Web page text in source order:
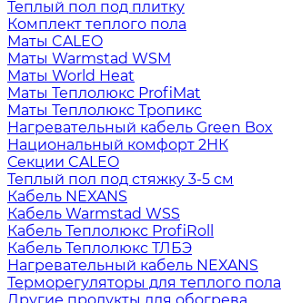
Теплый пол под плитку
Комплект теплого пола
Маты CALEO
Маты Warmstad WSM
Маты World Heat
Маты Теплолюкс ProfiMat
Маты Теплолюкс Тропикс
Нагревательный кабель Green Box
Национальный комфорт 2НК
Секции CALEO
Теплый пол под стяжку 3-5 см
Кабель NEXANS
Кабель Warmstad WSS
Кабель Теплолюкс ProfiRoll
Кабель Теплолюкс ТЛБЭ
Нагревательный кабель NEXANS
Терморегуляторы для теплого пола